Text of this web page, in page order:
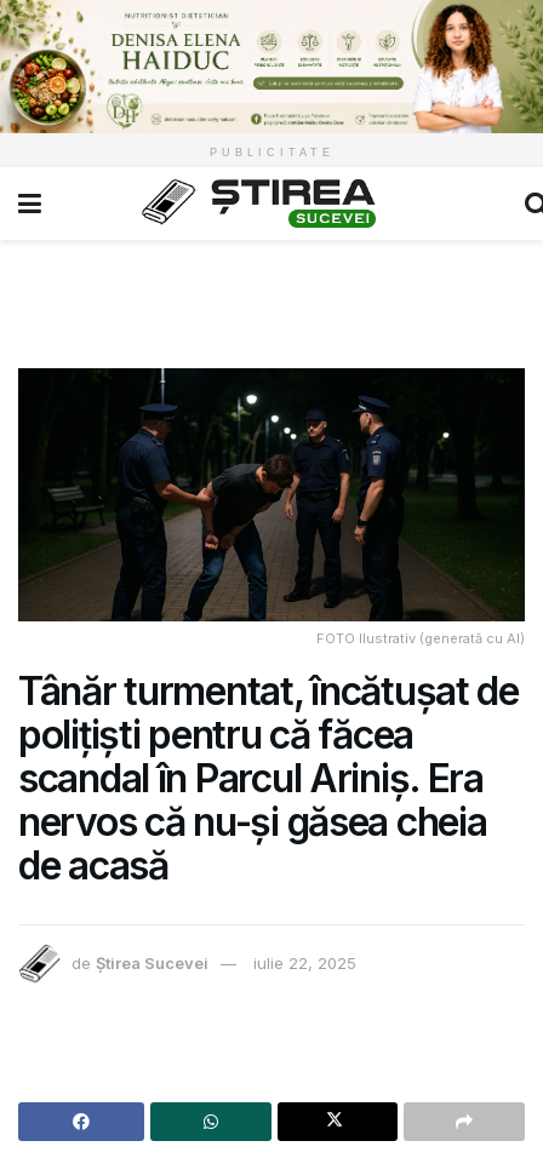
PUBLICITATE
FOTO Ilustrativ (generată cu AI)
Tânăr turmentat, încătușat de
polițiști pentru că făcea
scandal în Parcul Ariniș. Era
nervos că nu-și găsea cheia
de acasă
de Știrea Sucevei iulie 22, 2025